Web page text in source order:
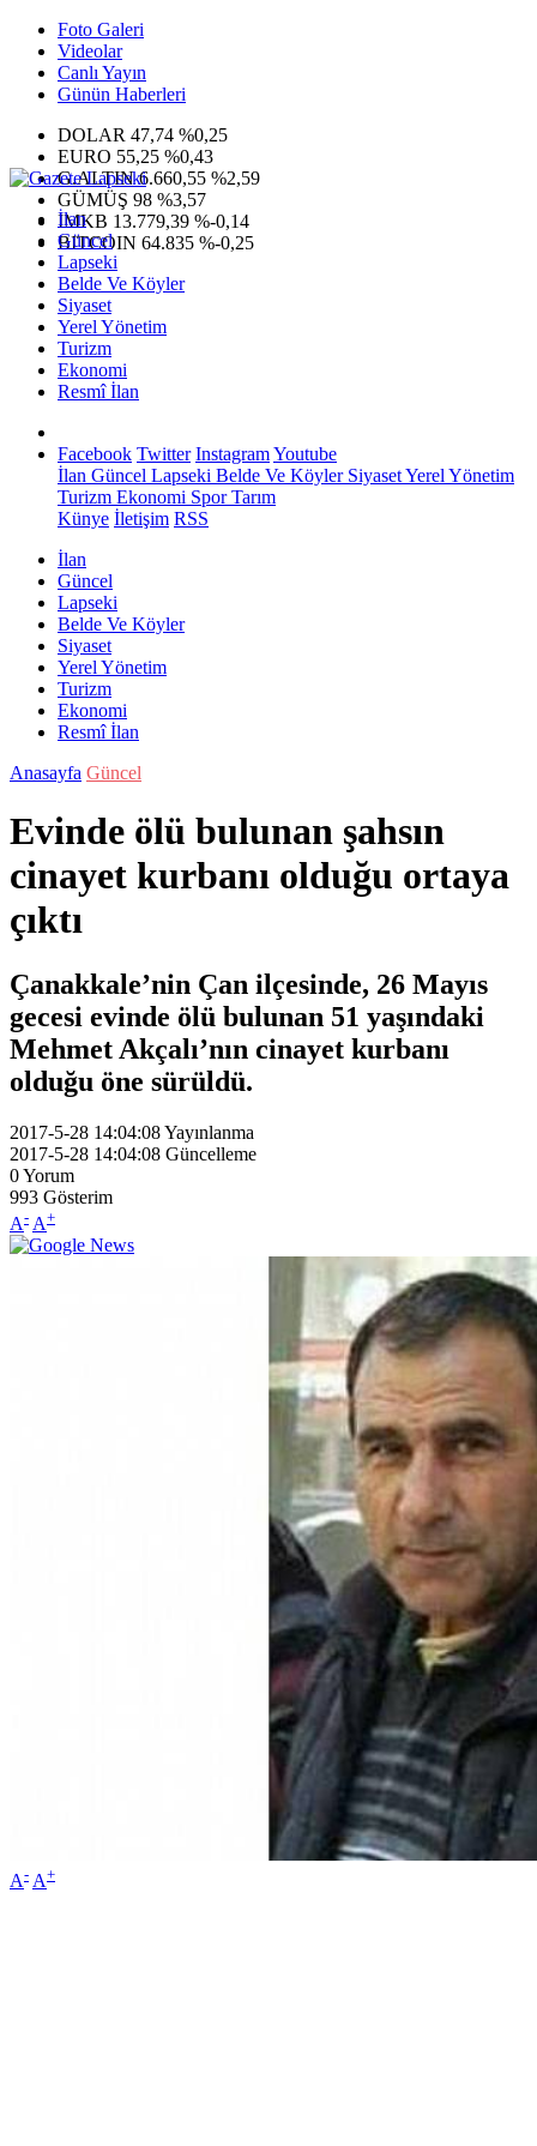
Foto Galeri
Videolar
Canlı Yayın
Günün Haberleri
DOLAR 47,74 %0,25
EURO 55,25 %0,43
G.ALTIN6.660,55 %2,59
GÜMÜŞ 98 %3,57
IMKB 13.779,39 %-0,14
BITCOIN 64.835 %-0,25
İlan
Güncel
Lapseki
Belde Ve Köyler
Siyaset
Yerel Yönetim
Turizm
Ekonomi
Resmî İlan
Facebook Twitter InstagramYoutube
İlan Güncel Lapseki Belde Ve KöylerSiyasetYerel Yönetim
Turizm Ekonomi SporTarım
Künye İletişim RSS
İlan
Güncel
Lapseki
Belde Ve Köyler
Siyaset
Yerel Yönetim
Turizm
Ekonomi
Resmî İlan
Anasayfa Güncel
Evinde ölü bulunan şahsın
cinayet kurbanı olduğu ortaya
çıktı
Çanakkale’nin Çan ilçesinde, 26 Mayıs
gecesi evinde ölü bulunan 51 yaşındaki
Mehmet Akçalı’nın cinayet kurbanı
olduğu öne sürüldü.
2017-5-28 14:04:08Yayınlanma
2017-5-28 14:04:08 Güncelleme
0Yorum
993 Gösterim
A- A+
A- A+